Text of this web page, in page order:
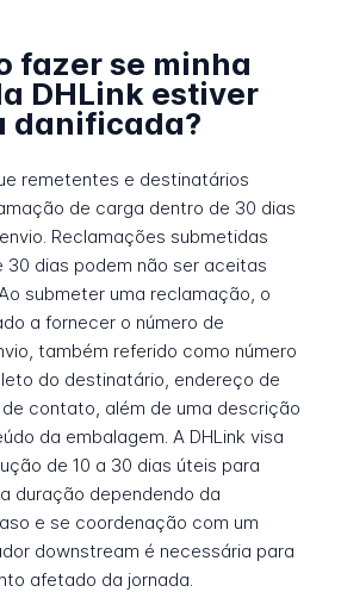
fazer se minha
DHLink estiver
danificada?
remetentes e destinatários
de carga dentro de 30 dias
Reclamações submetidas
30 dias podem não ser aceitas
submeter uma reclamação, o
a fornecer o número de
também referido como número
do destinatário, endereço de
contato, além de uma descrição
da embalagem. A DHLink visa
de 10 a 30 dias úteis para
duração dependendo da
e se coordenação com um
downstream é necessária para
afetado da jornada.